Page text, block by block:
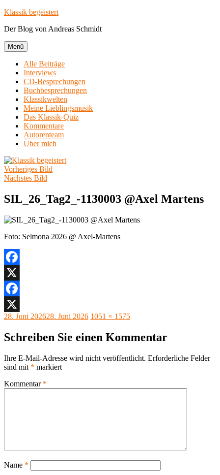
Zum
springen
Klassik begeistert
Der Blog von Andreas Schmidt
Menü
Alle Beiträge
Interviews
CD-Besprechungen
Buchbesprechungen
Klassikwelten
Meine Lieblingsmusik
Das Klassik-Quiz
Kommentare
Autorenteam
Über mich
Vorheriges Bild
Nächstes Bild
SIL_26_Tag2_-1130003 @Axel Martens
Foto: Selmona 2026 @ Axel-Martens
Facebook
X
Facebook
X
Veröffentlicht
28. Juni 202628. Juni 2026 Originalgröße
1051 × 1575
Schreiben Sie einen Kommentar
Ihre E-Mail-Adresse wird nicht veröffentlicht. Erforderliche Felder
sind mit * markiert
Kommentar *
Name *